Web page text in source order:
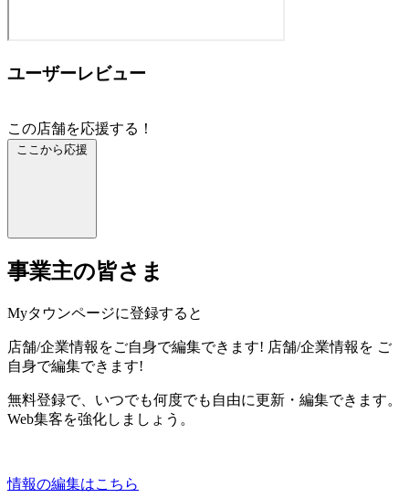
ユーザーレビュー
この店舗を応援する！
ここから応援
事業主の皆さま
Myタウンページに登録すると
店舗/企業情報をご自身で編集できます! 店舗/企業情報を ご
自身で編集できます!
無料登録で、いつでも何度でも自由に更新・編集できます。
Web集客を強化しましょう。
情報の編集はこちら